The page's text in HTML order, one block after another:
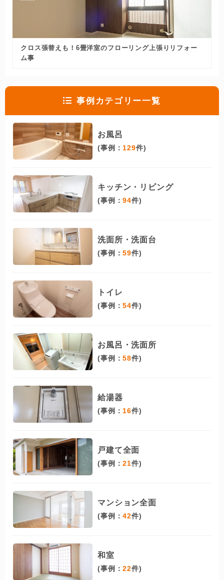
クロス張替えも！6畳洋室のフローリング上張りリフォー
ム事
事例カテゴリー一覧
お風呂
(事例：129件)
キッチン・リビング
(事例：94件)
洗面所・洗面台
(事例：59件)
トイレ
(事例：54件)
お風呂・洗面所
(事例：58件)
給湯器
(事例：16件)
戸建て全面
(事例：21件)
マンション全面
(事例：42件)
和室
(事例：22件)